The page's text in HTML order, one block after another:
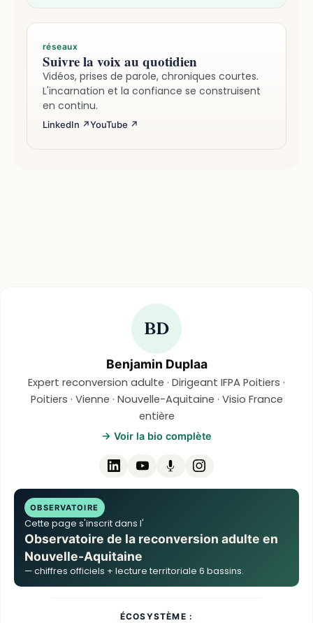
réseaux
Suivre la voix au quotidien
Vidéos, prises de parole, chroniques courtes.
L'incarnation et la confiance se construisent
en continu.
LinkedIn ↗YouTube ↗
BD
Benjamin Duplaa
Expert reconversion adulte · Dirigeant IFPA Poitiers ·
Poitiers · Vienne · Nouvelle-Aquitaine · Visio France
entière
→ Voir la bio complète
OBSERVATOIRE
Cette page s'inscrit dans l'
Observatoire de la reconversion adulte en
Nouvelle-Aquitaine
— chiffres officiels + lecture territoriale 6 bassins.
ÉCOSYSTÈME :